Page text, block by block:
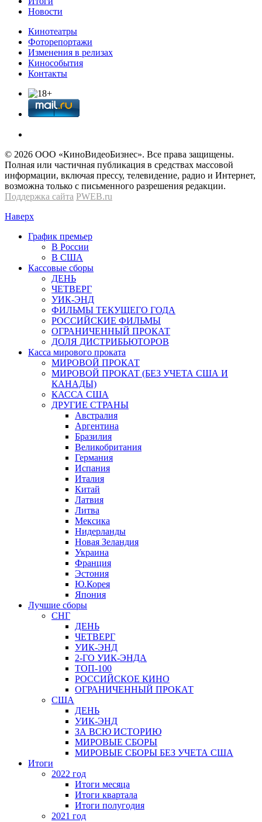
Новости
Кинотеатры
Фоторепортажи
Изменения в релизах
Кинособытия
Контакты
© 2026 OOО «КиноВидеоБизнес». Все права защищены.
Полная или частичная публикация в средствах массовой
информации, включая прессу, телевидение, радио и Интернет,
возможна только с письменного разрешения редакции.
Поддержка сайта PWEB.ru
Наверх
График премьер
В России
В США
Кассовые сборы
ДЕНЬ
ЧЕТВЕРГ
УИК-ЭНД
ФИЛЬМЫ ТЕКУЩЕГО ГОДА
РОССИЙСКИЕ ФИЛЬМЫ
ОГРАНИЧЕННЫЙ ПРОКАТ
ДОЛЯ ДИСТРИБЬЮТОРОВ
Касса мирового проката
МИРОВОЙ ПРОКАТ
МИРОВОЙ ПРОКАТ (БЕЗ УЧЕТА США И
КАНАДЫ)
КАССА США
ДРУГИЕ СТРАНЫ
Австралия
Аргентина
Бразилия
Великобритания
Германия
Испания
Италия
Китай
Латвия
Литва
Мексика
Нидерланды
Новая Зеландия
Украина
Франция
Эстония
Ю.Корея
Япония
Лучшие сборы
СНГ
ДЕНЬ
ЧЕТВЕРГ
УИК-ЭНД
2-ГО УИК-ЭНДА
ТОП-100
РОССИЙСКОЕ КИНО
ОГРАНИЧЕННЫЙ ПРОКАТ
США
ДЕНЬ
УИК-ЭНД
ЗА ВСЮ ИСТОРИЮ
МИРОВЫЕ СБОРЫ
МИРОВЫЕ СБОРЫ БЕЗ УЧЕТА США
Итоги
2022 год
Итоги месяца
Итоги квартала
Итоги полугодия
2021 год